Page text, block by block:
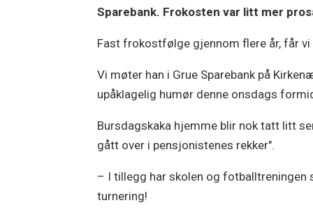
Sparebank. Frokosten var litt mer
Fast frokostfølge gjennom flere år, får
Vi møter han i Grue Sparebank på
upåklagelig humør denne onsdags
Bursdagskaka hjemme blir nok tatt litt
gått over i pensjonistenes rekker".
– I tillegg har skolen og
turnering!